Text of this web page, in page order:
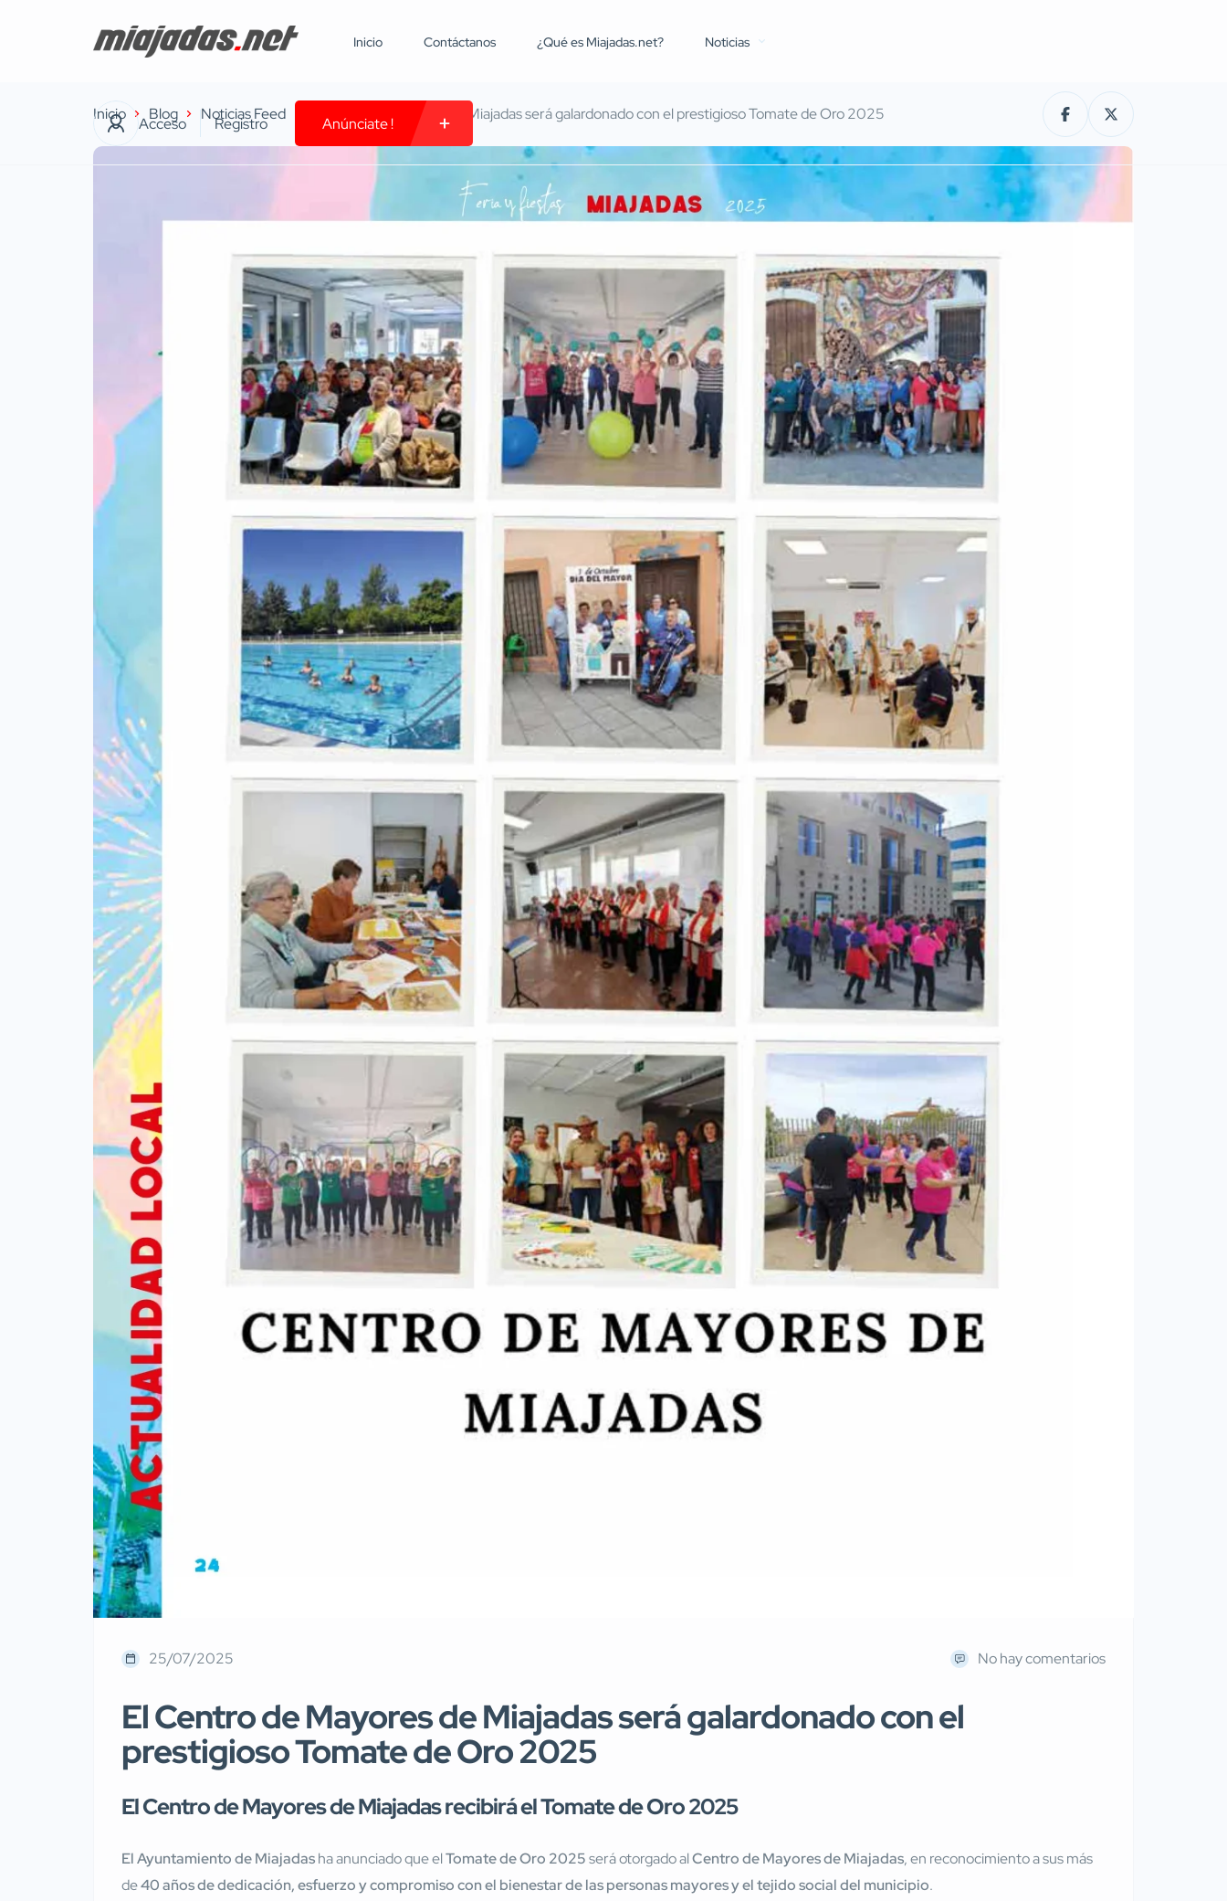
Inicio Contáctanos ¿Qué es Miajadas.net? Noticias
Acceso Registro Anúnciate !
Inicio Blog Noticias Feed El Centro de Mayores de Miajadas será galardonado con el prestigioso Tomate de Oro 2025
25/07/2025 No hay comentarios
El Centro de Mayores de Miajadas será galardonado con el
prestigioso Tomate de Oro 2025
El Centro de Mayores de Miajadas recibirá el Tomate de Oro 2025
El Ayuntamiento de Miajadasha anunciado que elTomate de Oro 2025será otorgado alCentro de Mayores de Miajadas, en reconocimiento a sus más
de40 años de dedicación, esfuerzo y compromiso con el bienestar de las personas mayores y el tejido social del municipio.